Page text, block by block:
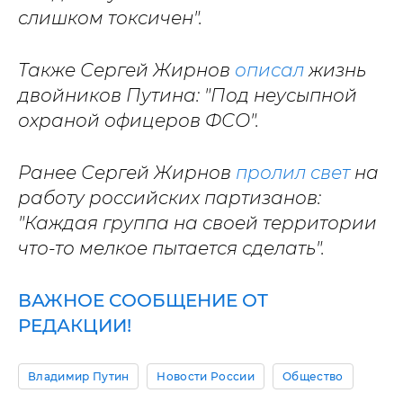
слишком токсичен".
Также Сергей Жирнов описалжизнь
двойников Путина: "Под неусыпной
охраной офицеров ФСО".
Ранее Сергей Жирнов пролил светна
работу российских партизанов:
"Каждая группа на своей территории
что-то мелкое пытается сделать".
ВАЖНОЕ СООБЩЕНИЕ ОТ
РЕДАКЦИИ!
Владимир Путин Новости России Общество